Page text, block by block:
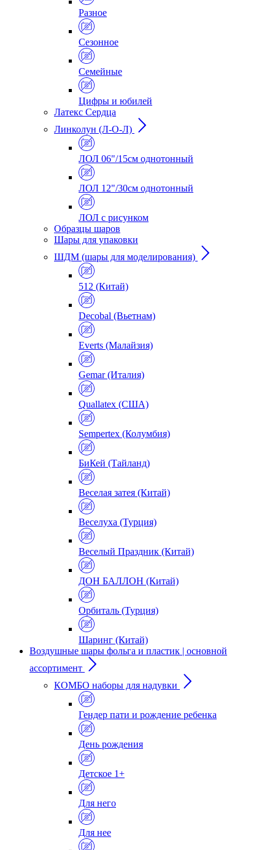
Разное
Сезонное
Семейные
Цифры и юбилей
Латекс Сердца
Линколун (Л-О-Л)
ЛОЛ 06"/15см однотонный
ЛОЛ 12"/30см однотонный
ЛОЛ с рисунком
Образцы шаров
Шары для упаковки
ШДМ (шары для моделирования)
512 (Китай)
Decobal (Вьетнам)
Everts (Малайзия)
Gemar (Италия)
Quallatex (США)
Sempertex (Колумбия)
БиКей (Тайланд)
Веселая затея (Китай)
Веселуха (Турция)
Веселый Праздник (Китай)
ДОН БАЛЛОН (Китай)
Орбиталь (Турция)
Шаринг (Китай)
Воздушные шары фольга и пластик | основной
ассортимент
КОМБО наборы для надувки
Гендер пати и рождение ребенка
День рождения
Детское 1+
Для него
Для нее